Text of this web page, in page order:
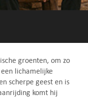
groenten, om zo
lichamelijke
scherpe geest en is
komt hij